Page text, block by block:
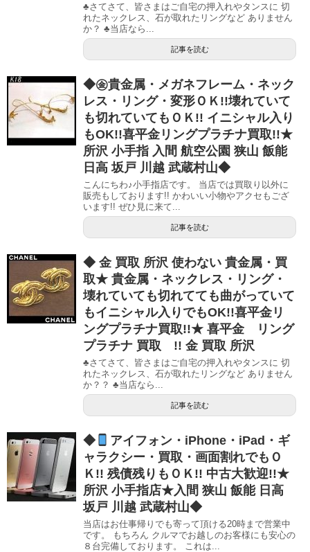
♣さてさて、皆さまはご自宅の押入れやタンスに 切
れたネックレス、石が取れたリングなど ありません
か？ ♣当店なら...
記事を読む
◆㊎貴金属・メガネフレーム・ネック
レス・リング・変形ＯＫ!!壊れていて
も切れていてもＯＫ!! イニシャル入り
もOK!!喜平金リングプラチナ買取!!★
所沢 小手指 入間 航空公園 狭山 飯能
日高 坂戸 川越 武蔵村山◆
こんにちわ♪小手指店です。 当店では買取り以外に
販売もしております!! かわいい小物やアクセもござ
います!! ぜひ見に来て...
記事を読む
◆ 金 買取 所沢 使わない 貴金属・買
取★ 貴金属・ネックレス・リング・
壊れていても切れてても曲がっていて
もイニシャル入りでもOK!!喜平金リ
ングプラチナ買取!!★ 喜平金 リング
プラチナ 買取 !! 金 買取 所沢
♣さてさて、皆さまはご自宅の押入れやタンスに 切
れたネックレス、石が取れたリングなど ありません
か？？ ♣当店なら...
記事を読む
◆
アイフォン・iPhone・iPad・ギ
ャラクシー・買取・画面割れでもＯ
Ｋ!! 残債残りもＯＫ!! 中古大歓迎!!★
所沢 小手指店★入間 狭山 飯能 日高
坂戸 川越 武蔵村山◆
当店はお仕事帰りでも寄って頂ける20時まで営業中
です。 もちろん クルマでお越しのお客様にも安心の
８台完備しております。 これは...